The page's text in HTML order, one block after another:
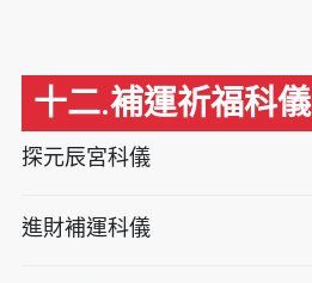
十二.補運祈福科儀
探元辰宮科儀
進財補運科儀